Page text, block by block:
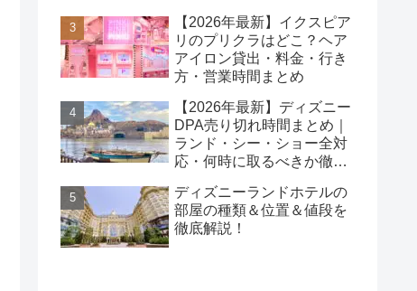
【2026年最新】イクスピア
リのプリクラはどこ？ヘア
アイロン貸出・料金・行き
方・営業時間まとめ
【2026年最新】ディズニー
DPA売り切れ時間まとめ｜
ランド・シー・ショー全対
応・何時に取るべきか徹底
ディズニーランドホテルの
部屋の種類＆位置＆値段を
徹底解説！